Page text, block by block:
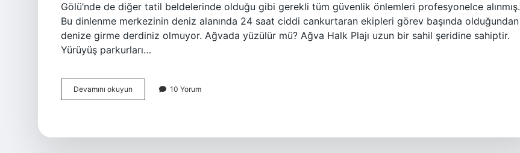
Gölü’nde de diğer tatil beldelerinde olduğu gibi gerekli tüm güvenlik önlemleri profesyonelce alınmış.
Bu dinlenme merkezinin deniz alanında 24 saat ciddi cankurtaran ekipleri görev başında olduğundan
denize girme derdiniz olmuyor. Ağvada yüzülür mü? Ağva Halk Plajı uzun bir sahil şeridine sahiptir.
Yürüyüş parkurları…
Devamını okuyun
Denizi
10 Yorum